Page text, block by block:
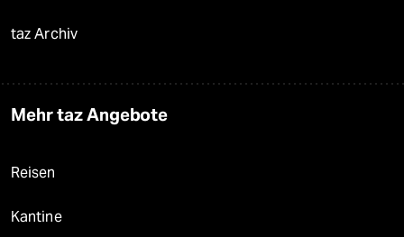
taz Archiv
Mehr taz Angebote
Reisen
Kantine